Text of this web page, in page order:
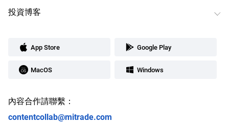
投資博客
App Store Google Play
MacOS Windows
內容合作請聯繫：
contentcollab@mitrade.com